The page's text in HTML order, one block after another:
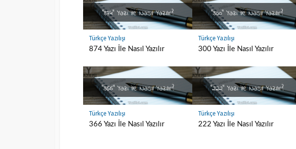
Türkçe Yazılışı
874 Yazı İle Nasıl Yazılır
Türkçe Yazılışı
300 Yazı İle Nasıl Yazılır
Türkçe Yazılışı
366 Yazı İle Nasıl Yazılır
Türkçe Yazılışı
222 Yazı İle Nasıl Yazılır